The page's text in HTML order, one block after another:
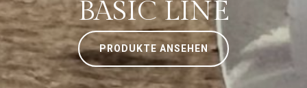
BASIC LINE
PRODUKTE ANSEHEN